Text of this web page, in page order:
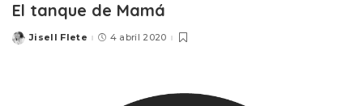
El tanque de Mamá
PostedJisell Flete 4 abril 2020